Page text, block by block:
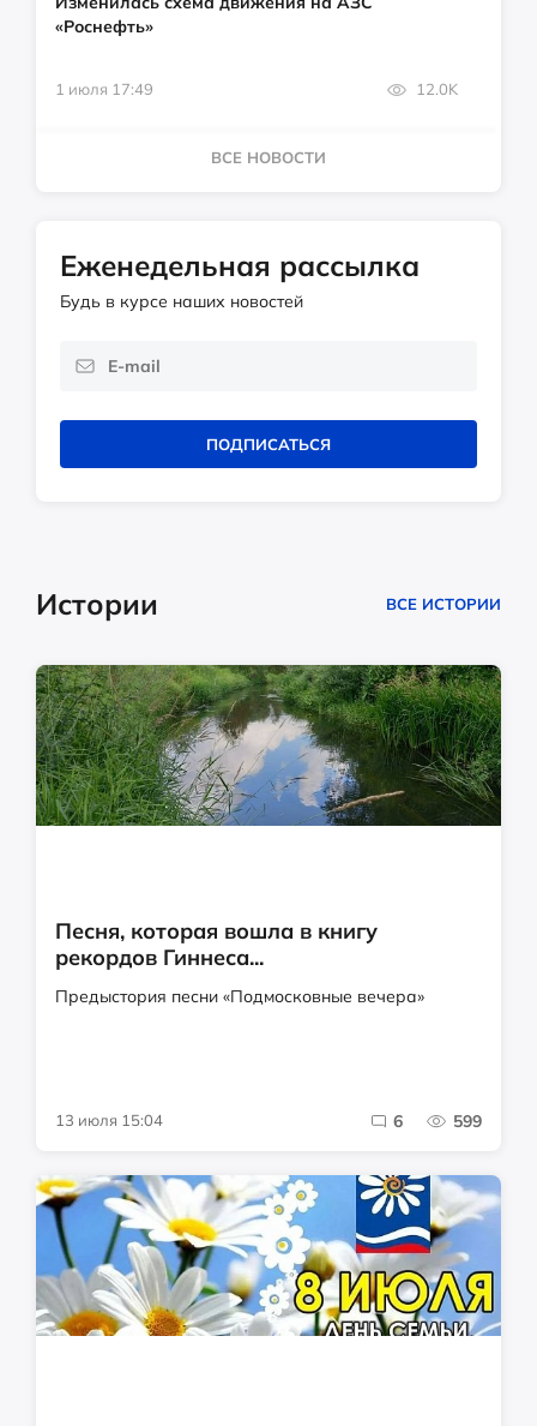
«Роснефть»
1 июля 17:49 12.0K
ВСЕ НОВОСТИ
Еженедельная рассылка
Будь в курсе наших новостей
ПОДПИСАТЬСЯ
Истории ВСЕ ИСТОРИИ
Песня, которая вошла в книгу
рекордов Гиннеса...
Предыстория песни «Подмосковные вечера»
13 июля 15:04 6 599